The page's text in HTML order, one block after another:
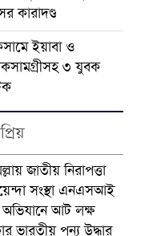
কারাদণ্ড
ইয়াবা ও
৩ যুবক
জাতীয় নিরাপত্তা
সংস্থা এনএসআই
আট লক্ষ
ভারতীয় পন্য উদ্ধার